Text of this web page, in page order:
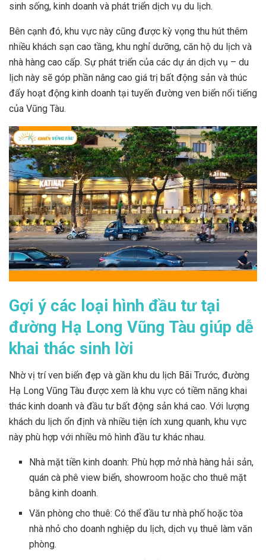
sinh sống, kinh doanh và phát triển dịch vụ du lịch.
Bên cạnh đó, khu vực này cũng được kỳ vọng thu hút thêm
nhiều khách sạn cao tầng, khu nghỉ dưỡng, căn hộ du lịch và
nhà hàng cao cấp. Sự phát triển của các dự án dịch vụ – du
lịch này sẽ góp phần nâng cao giá trị bất động sản và thúc
đẩy hoạt động kinh doanh tại tuyến đường ven biển nổi tiếng
của Vũng Tàu.
Gợi ý các loại hình đầu tư tại
đường Hạ Long Vũng Tàu giúp dễ
khai thác sinh lời
Nhờ vị trí ven biển đẹp và gần khu du lịch Bãi Trước, đường
Hạ Long Vũng Tàu được xem là khu vực có tiềm năng khai
thác kinh doanh và đầu tư bất động sản khá cao. Với lượng
khách du lịch ổn định và nhiều tiện ích xung quanh, khu vực
này phù hợp với nhiều mô hình đầu tư khác nhau.
Nhà mặt tiền kinh doanh: Phù hợp mở nhà hàng hải sản,
quán cà phê view biển, showroom hoặc cho thuê mặt
bằng kinh doanh.
Văn phòng cho thuê: Có thể đầu tư nhà phố hoặc tòa
nhà nhỏ cho doanh nghiệp du lịch, dịch vụ thuê làm văn
phòng.